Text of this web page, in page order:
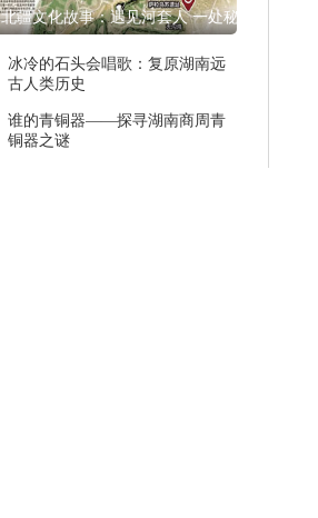
北疆文化故事：遇见河套人 一处秘
冰冷的石头会唱歌：复原湖南远
古人类历史
谁的青铜器——探寻湖南商周青
铜器之谜